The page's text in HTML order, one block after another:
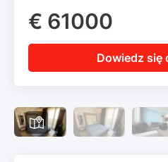
€ 61000
Dowiedz się